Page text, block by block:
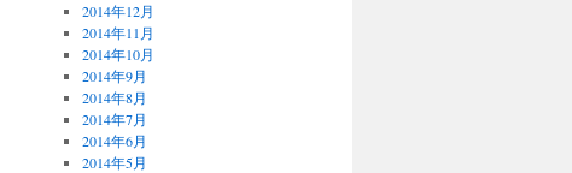
2014年12月
2014年11月
2014年10月
2014年9月
2014年8月
2014年7月
2014年6月
2014年5月